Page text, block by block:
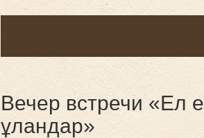
Вечер встречи «Ел
ұландар»